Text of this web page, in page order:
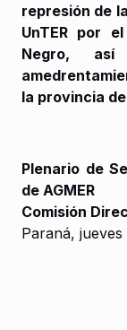
represión de
UnTER por
Negro,
la provincia
Plenario de
de AGMER
Comisión
Paraná,